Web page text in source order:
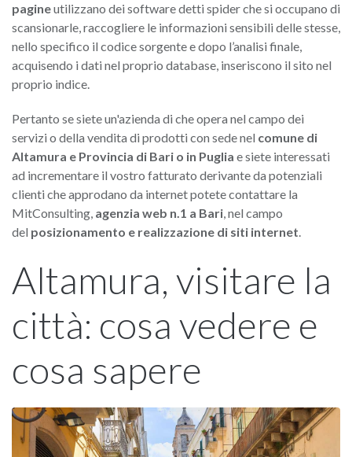
pagineutilizzano dei software detti spider che si occupano di
scansionarle, raccogliere le informazioni sensibili delle stesse,
nello specifico il codice sorgente e dopo l’analisi finale,
acquisendo i dati nel proprio database, inseriscono il sito nel
proprio indice.
Pertanto se siete un'azienda di che opera nel campo dei
servizi o della vendita di prodotti con sede nel comune di
Altamura e Provincia di Bari o in Puglia e siete interessati
ad incrementare il vostro fatturato derivante da potenziali
clienti che approdano da internet potete contattare la
MitConsulting, agenzia web n.1 a Bari, nel campo
del posizionamento e realizzazione di siti internet.
Altamura, visitare la
città: cosa vedere e
cosa sapere